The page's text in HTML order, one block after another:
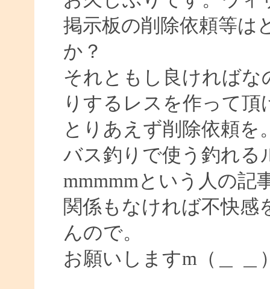
掲示板の削除依頼等は
か？
それともし良ければな
りするレスを作って
とりあえず削除依頼を
バス釣りで使う釣れる
mmmmmという人の記
関係もなければ不快感
んので。
お願いしますm（＿ ＿